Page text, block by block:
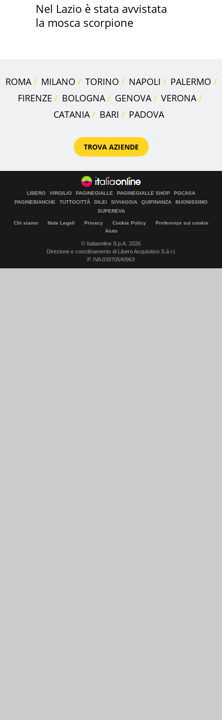
Nel Lazio è stata avvistata
la mosca scorpione
ROMA MILANO TORINO NAPOLI
PALERMO
FIRENZE
BOLOGNA GENOVA
VERONA
CATANIA
BARI PADOVA
TROVA AZIENDE
LIBERO VIRGILIO PAGINEGIALLE PAGINEGIALLE SHOP
PGCASA
PAGINEBIANCHE
TUTTOCITTÀ DILEI SIVIAGGIA QUIFINANZA
BUONISSIMO
SUPEREVA
Chi siamo Note Legali Privacy Cookie Policy
Preferenze sui cookie
Aiuto
© Italiaonline S.p.A. 2026
Direzione e coordinamento di Libero Acquisition S.á r.l.
P. IVA 03970540963